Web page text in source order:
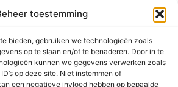
toestemming
bieden, gebruiken we technologieën zoals
op te slaan en/of te benaderen. Door in te
kunnen we gegevens verwerken zoals
op deze site. Niet instemmen of
een negatieve invloed hebben op bepaalde